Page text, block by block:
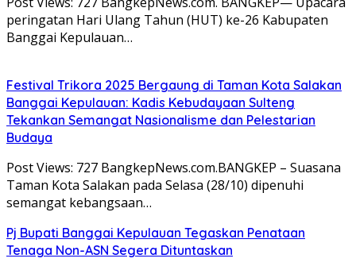
peringatan Hari Ulang Tahun (HUT) ke-26 Kabupaten
Banggai Kepulauan…
Festival Trikora 2025 Bergaung di Taman Kota Salakan
Banggai Kepulauan: Kadis Kebudayaan Sulteng
Tekankan Semangat Nasionalisme dan Pelestarian
Budaya
Post Views: 727 BangkepNews.com.BANGKEP – Suasana
Taman Kota Salakan pada Selasa (28/10) dipenuhi
semangat kebangsaan…
Pj Bupati Banggai Kepulauan Tegaskan Penataan
Tenaga Non-ASN Segera Dituntaskan